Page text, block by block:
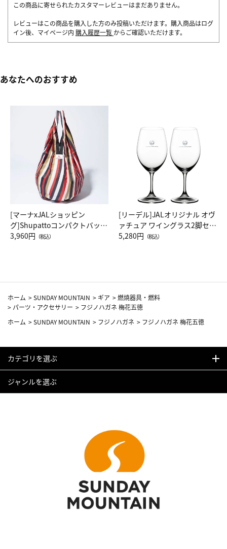
この商品に寄せられたカスタマーレビューはまだありません。
レビューはこの商品を購入した方のみ投稿いただけます。購入商品はログ
イン後、マイページ内 購入履歴一覧 からご確認いただけます。
あなたへのおすすめ
[マーナxJALショッピン
グ]Shupattoコンパクトバッグ
Drop JAL客室乗務員（LC）ス
3,960円 （税込）
[リーデル]JALオリジナル オヴ
ァチュア ワイングラス2脚セッ
ト（レッドワイン）
5,280円 （税込）
ホーム >SUNDAY MOUNTAIN > ギア >燃焼器具・燃料
> パーツ・アクセサリー > フジノハガネ 梅花五徳
ホーム >SUNDAY MOUNTAIN > フジノハガネ > フジノハガネ 梅花五徳
カテゴリを選ぶ
ジャンルを選ぶ